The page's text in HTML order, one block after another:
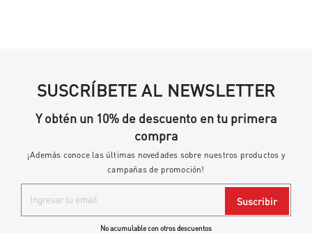
SUSCRÍBETE AL NEWSLETTER
Y obtén un 10% de descuento en tu primera
compra
¡Además conoce las últimas novedades sobre nuestros productos y
campañas de promoción!
Suscribir
No acumulable con otros descuentos